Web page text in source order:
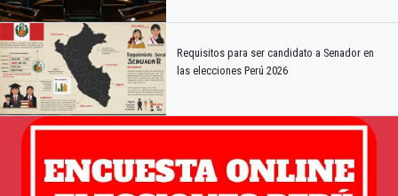
Requisitos para ser candidato a Senador en
las elecciones Perú 2026